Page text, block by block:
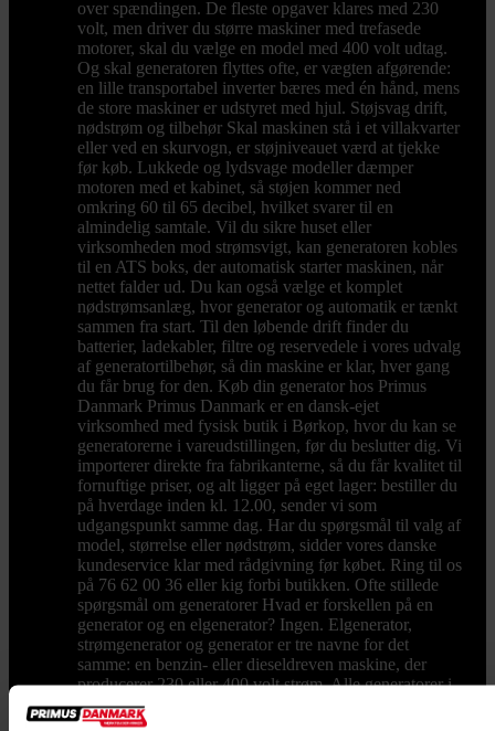
over spændingen. De fleste opgaver klares med 230
volt, men driver du større maskiner med trefasede
motorer, skal du vælge en model med 400 volt udtag.
Og skal generatoren flyttes ofte, er vægten afgørende:
en lille transportabel inverter bæres med én hånd, mens
de store maskiner er udstyret med hjul. Støjsvag drift,
nødstrøm og tilbehør Skal maskinen stå i et villakvarter
eller ved en skurvogn, er støjniveauet værd at tjekke
før køb. Lukkede og lydsvage modeller dæmper
motoren med et kabinet, så støjen kommer ned
omkring 60 til 65 decibel, hvilket svarer til en
almindelig samtale. Vil du sikre huset eller
virksomheden mod strømsvigt, kan generatoren kobles
til en ATS boks, der automatisk starter maskinen, når
nettet falder ud. Du kan også vælge et komplet
nødstrømsanlæg, hvor generator og automatik er tænkt
sammen fra start. Til den løbende drift finder du
batterier, ladekabler, filtre og reservedele i vores udvalg
af generatortilbehør, så din maskine er klar, hver gang
du får brug for den. Køb din generator hos Primus
Danmark Primus Danmark er en dansk-ejet
virksomhed med fysisk butik i Børkop, hvor du kan se
generatorerne i vareudstillingen, før du beslutter dig. Vi
importerer direkte fra fabrikanterne, så du får kvalitet til
fornuftige priser, og alt ligger på eget lager: bestiller du
på hverdage inden kl. 12.00, sender vi som
udgangspunkt samme dag. Har du spørgsmål til valg af
model, størrelse eller nødstrøm, sidder vores danske
kundeservice klar med rådgivning før købet. Ring til os
på 76 62 00 36 eller kig forbi butikken. Ofte stillede
spørgsmål om generatorer Hvad er forskellen på en
generator og en elgenerator? Ingen. Elgenerator,
strømgenerator og generator er tre navne for det
samme: en benzin- eller dieseldreven maskine, der
producerer 230 eller 400 volt strøm. Alle generatorer i
vores sortiment leverer el, uanset hvad du kalder dem.
Hvor stor en generator skal jeg bruge? Læg